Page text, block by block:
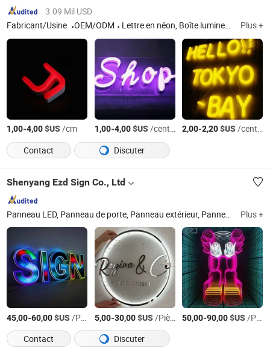
3.09 Mil USD
Fabricant/Usine
OEM/ODM Lettre en néon, Boîte lumineuse, Lettre en relief, Panneau en métal, Lettre lumineuse, Panneau étanche, Lettres lumineuses LED, Signalisation de vitrine, Lettres en acrylique, 3D Panneau illuminé Plus +
1,00-4,00$US/cm 1,00-4,00$US/centimeters 2,00-2,20$US/centimeters
Contact
Discuter
Shenyang Ezd Sign Co., Ltd
Panneau LED, Panneau de porte, Panneau extérieur, Panneau, Panneau ADA, Panneaux en braille, Panneau LED, Panneau de bureau, Panneaux de magasin, Panneau à boîte lumineuse Plus +
45,00-60,00$US/Pièce 5,00-30,00$US/Pièce 50,00-90,00$US/Pièce
Contact
Discuter